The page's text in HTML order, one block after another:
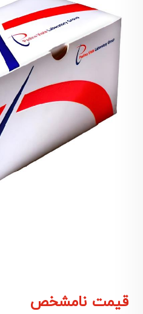
قیمت نامشخص